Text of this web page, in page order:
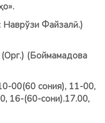
Файзалӣ.)
(Боймамадова
00(60 сония), 11-00,
16-(60-сони).17.00,